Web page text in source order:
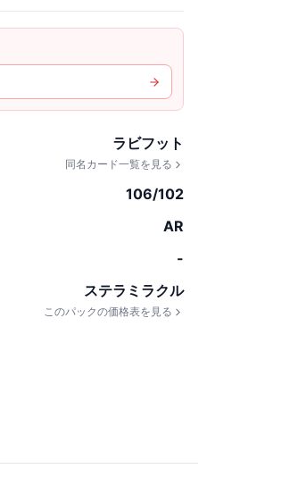
ラビフット
同名カード一覧を見る
106/102
AR
-
ステラミラクル
このパックの価格表を見る